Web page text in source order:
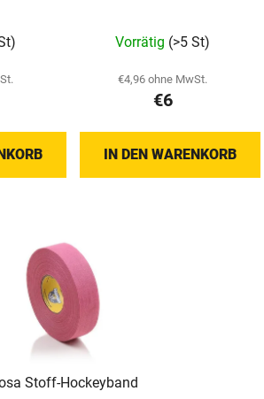
Vorrätig (>5 St)
€4,96 ohne MwSt.
€6
IN DEN WARENKORB
Stoff-Hockeyband